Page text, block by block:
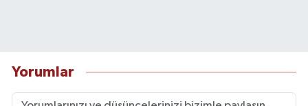
Yorumlar